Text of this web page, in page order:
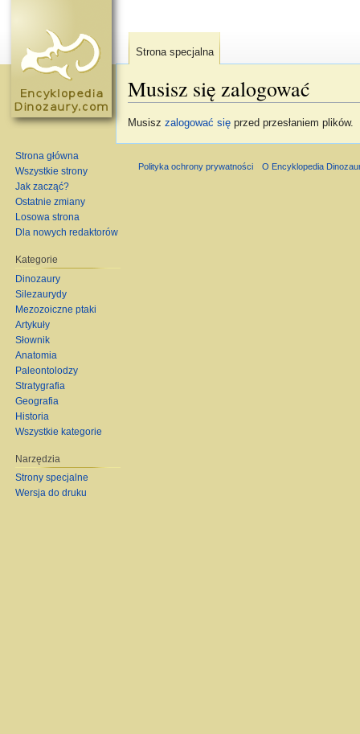
Musisz się zalogować
Musiszzalogować się przed przesłaniem plików.
Strona specjalna
Strona główna
Wszystkie strony
Jak zacząć?
Ostatnie zmiany
Losowa strona
Dla nowych redaktorów
Kategorie
Dinozaury
Silezaurydy
Mezozoiczne ptaki
Artykuły
Słownik
Anatomia
Paleontolodzy
Stratygrafia
Geografia
Historia
Wszystkie kategorie
Narzędzia
Strony specjalne
Wersja do druku
Polityka ochrony prywatności O Encyklopedia